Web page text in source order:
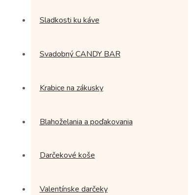
Sladkosti ku káve
Svadobný CANDY BAR
Krabice na zákusky
Blahoželania a poďakovania
Darčekové koše
Valentínske darčeky